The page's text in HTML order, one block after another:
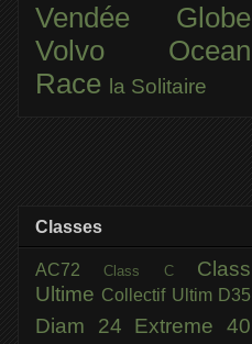
Vendée Globe
Volvo Ocean
Race la Solitaire
Classes
AC72Class C Class
Ultime Collectif Ultim D35
Diam 24 Extreme 40